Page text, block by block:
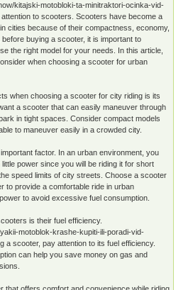
kitajski-motobloki-ta-minitraktori-ocinka-vid-
to scooters. Scooters have become a
cities because of their compactness, economy,
buying a scooter, it is important to
the right model for your needs. In this article,
when choosing a scooter for urban
when choosing a scooter for city riding is its
a scooter that can easily maneuver through
in tight spaces. Consider compact models
to maneuver easily in a crowded city.
factor. In an urban environment, you
power since you will be riding it for short
speed limits of city streets. Choose a scooter
to provide a comfortable ride in urban
to avoid excessive fuel consumption.
is their fuel efficiency.
motoblok-krashe-kupiti-ili-poradi-vid-
a scooter, pay attention to its fuel efficiency.
can help you save money on gas and